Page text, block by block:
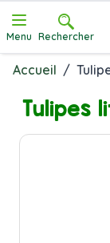
Menu Rechercher
Accueil /
Tulipes